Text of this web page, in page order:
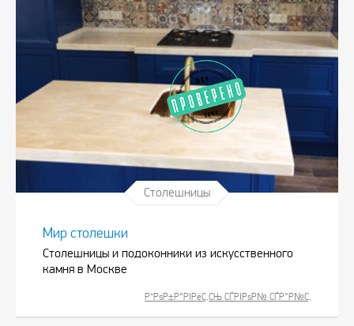
Столешницы
Мир столешки
Столешницы и подоконники из искусственного
камня в Москве
Р”РѕР±Р°РІРёС‚СЊ СЃРІРѕР№ СЃР°Р№С‚